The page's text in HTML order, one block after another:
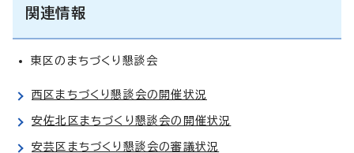
関連情報
東区のまちづくり懇談会
西区まちづくり懇談会の開催状況
安佐北区まちづくり懇談会の開催状況
安芸区まちづくり懇談会の審議状況